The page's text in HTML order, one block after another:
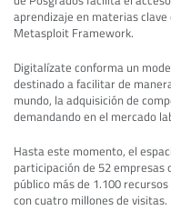
aprendizaje en materias
Metasploit Framework.
Digitalízate conforma un
destinado a facilitar de
mundo, la adquisición de
demandando en el mercado
Hasta este momento, el
participación de 52 empresas
público más de 1.100
con cuatro millones de visitas.